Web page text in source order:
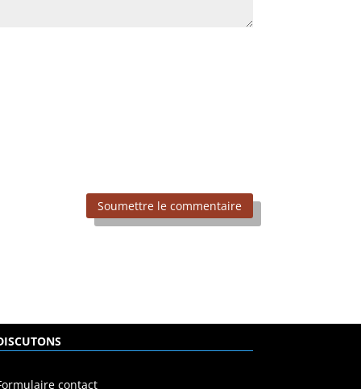
Soumettre le commentaire
contact